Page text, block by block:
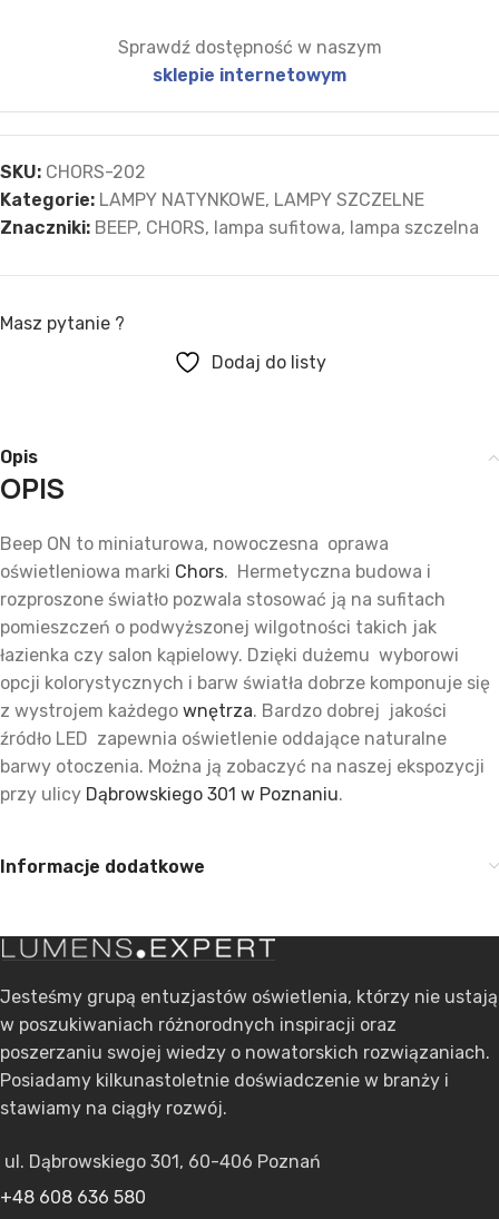
Sprawdź dostępność w naszym
sklepie internetowym
SKU: CHORS-202
Kategorie: LAMPY NATYNKOWE, LAMPY SZCZELNE
Znaczniki: BEEP, CHORS, lampa sufitowa, lampa szczelna
Masz pytanie ?
Dodaj do listy
Opis
OPIS
Beep ON to miniaturowa, nowoczesna oprawa
oświetleniowa marki Chors. Hermetyczna budowa i
rozproszone światło pozwala stosować ją na sufitach
pomieszczeń o podwyższonej wilgotności takich jak
łazienka czy salon kąpielowy. Dzięki dużemu wyborowi
opcji kolorystycznych i barw światła dobrze komponuje się
z wystrojem każdego wnętrza. Bardzo dobrej jakości
źródło LED zapewnia oświetlenie oddające naturalne
barwy otoczenia. Można ją zobaczyć na naszej ekspozycji
przy ulicy Dąbrowskiego 301 w Poznaniu.
Informacje dodatkowe
Jesteśmy grupą entuzjastów oświetlenia, którzy nie ustają
w poszukiwaniach różnorodnych inspiracji oraz
poszerzaniu swojej wiedzy o nowatorskich rozwiązaniach.
Posiadamy kilkunastoletnie doświadczenie w branży i
stawiamy na ciągły rozwój.
ul. Dąbrowskiego 301, 60-406 Poznań
+48 608 636 580